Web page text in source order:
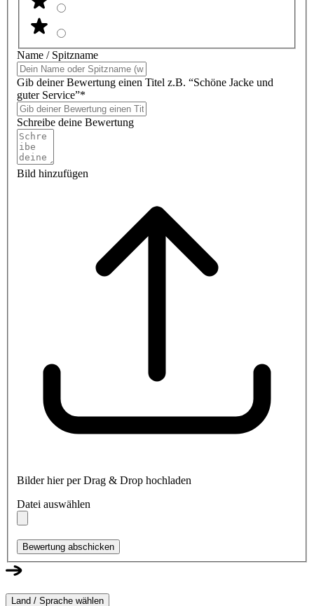
Name / Spitzname
Gib deiner Bewertung einen Titel z.B. “Schöne Jacke und
guter Service”*
Schreibe deine Bewertung
Bild hinzufügen
Bilder hier per Drag & Drop hochladen
Datei auswählen
Bewertung abschicken
Land / Sprache wählen